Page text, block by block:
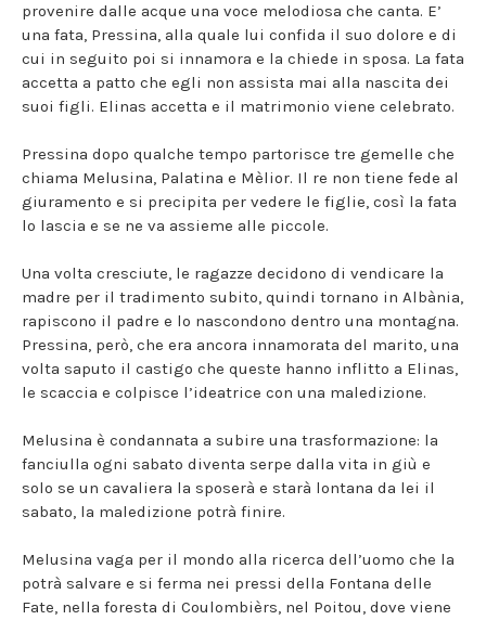
provenire dalle acque una voce melodiosa che canta. E’
una fata, Pressina, alla quale lui confida il suo dolore e di
cui in seguito poi si innamora e la chiede in sposa. La fata
accetta a patto che egli non assista mai alla nascita dei
suoi figli. Elinas accetta e il matrimonio viene celebrato.
Pressina dopo qualche tempo partorisce tre gemelle che
chiama Melusina, Palatina e Mèlior. Il re non tiene fede al
giuramento e si precipita per vedere le figlie, così la fata
lo lascia e se ne va assieme alle piccole.
Una volta cresciute, le ragazze decidono di vendicare la
madre per il tradimento subito, quindi tornano in Albània,
rapiscono il padre e lo nascondono dentro una montagna.
Pressina, però, che era ancora innamorata del marito, una
volta saputo il castigo che queste hanno inflitto a Elinas,
le scaccia e colpisce l’ideatrice con una maledizione.
Melusina è condannata a subire una trasformazione: la
fanciulla ogni sabato diventa serpe dalla vita in giù e
solo se un cavaliera la sposerà e starà lontana da lei il
sabato, la maledizione potrà finire.
Melusina vaga per il mondo alla ricerca dell’uomo che la
potrà salvare e si ferma nei pressi della Fontana delle
Fate, nella foresta di Coulombièrs, nel Poitou, dove viene